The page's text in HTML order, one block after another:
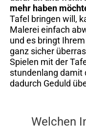
mehr haben
Tafel bringen will,
Malerei einfach
und es bringt
ganz sicher
Spielen mit der
stundenlang damit
dadurch Geduld
Welchen